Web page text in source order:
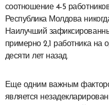
соотношение 4-5
Республика Молдова
Наилучший
примерно 2,1 работника на
десяти лет назад.
Еще одним важным
является